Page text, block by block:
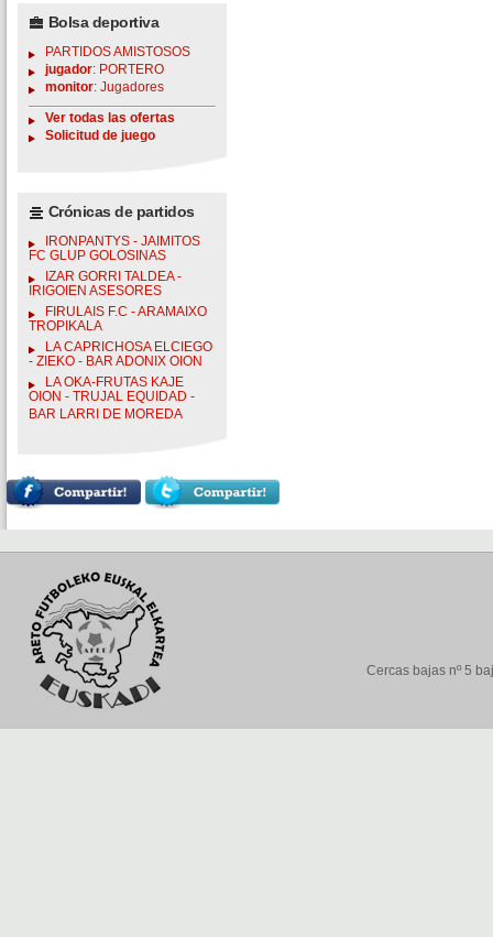
Bolsa deportiva
PARTIDOS AMISTOSOS
jugador: PORTERO
monitor: Jugadores
Ver todas las ofertas
Solicitud de juego
Crónicas de partidos
IRONPANTYS - JAIMITOS
FC GLUP GOLOSINAS
IZAR GORRI TALDEA -
IRIGOIEN ASESORES
FIRULAIS F.C - ARAMAIXO
TROPIKALA
LA CAPRICHOSA ELCIEGO
- ZIEKO - BAR ADONIX OION
LA OKA-FRUTAS KAJE
OION - TRUJAL EQUIDAD -
BAR LARRI DE MOREDA
Cercas bajas nº 5